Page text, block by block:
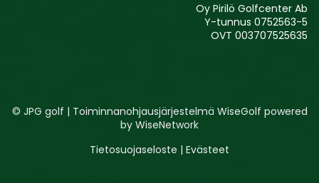
Oy Pirilö Golfcenter Ab
Y-tunnus 0752563-5
OVT 003707525635
© JPG golf | Toiminnanohjausjärjestelmä WiseGolf powered
by WiseNetwork
Tietosuojaseloste | Evästeet